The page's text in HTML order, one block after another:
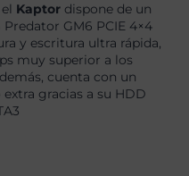
Kaptor dispone de un
GM6 PCIE 4×4
y escritura ultra rápida,
muy superior a los
cuenta con un
gracias a su HDD